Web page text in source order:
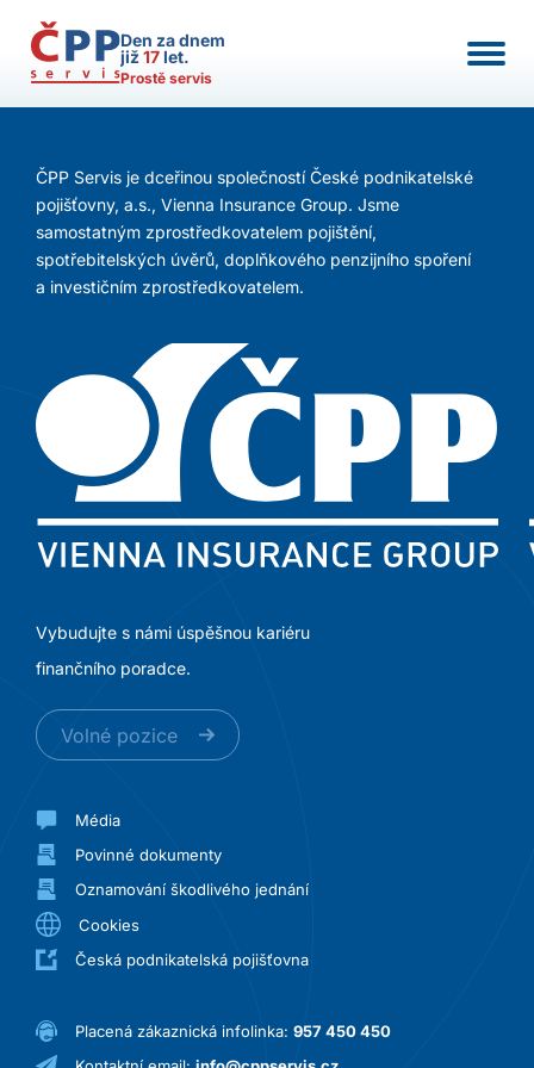
Den za dnem
již17let.
Prostě servis
ČPP Servis je dceřinou společností České podnikatelské
pojišťovny, a.s., Vienna Insurance Group. Jsme
samostatným zprostředkovatelem pojištění,
spotřebitelských úvěrů, doplňkového penzijního spoření
a investičním zprostředkovatelem.
Média
Povinné dokumenty
Oznamování škodlivého jednání
Cookies
Česká podnikatelská pojišťovna
Vybudujte s námi úspěšnou kariéru
finančního poradce.
Volné pozice
Placená zákaznická infolinka: 957 450 450